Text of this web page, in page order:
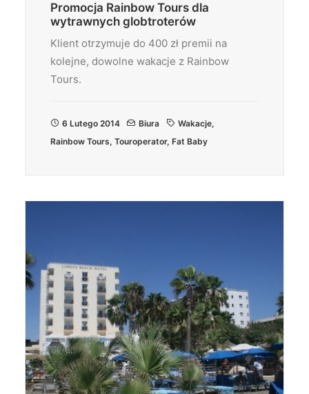
Promocja Rainbow Tours dla
wytrawnych globtroterów
Klient otrzymuje do 400 zł premii na
kolejne, dowolne wakacje z Rainbow
Tours.
6 Lutego 2014 Biura Wakacje,
Rainbow Tours, Touroperator, Fat Baby